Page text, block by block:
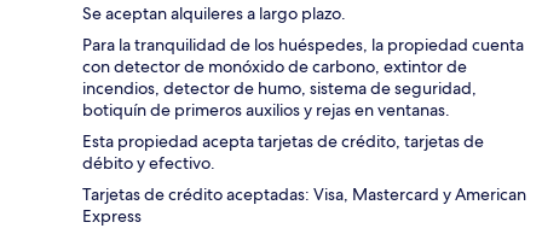
Se aceptan alquileres a largo plazo.
Para la tranquilidad de los huéspedes, la propiedad cuenta
con detector de monóxido de carbono, extintor de
incendios, detector de humo, sistema de seguridad,
botiquín de primeros auxilios y rejas en ventanas.
Esta propiedad acepta tarjetas de crédito, tarjetas de
débito y efectivo.
Tarjetas de crédito aceptadas: Visa, Mastercard y American
Express